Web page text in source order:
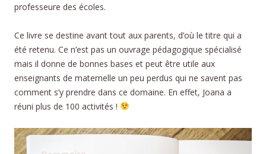
professeure des écoles.
Ce livre se destine avant tout aux parents, d’où le titre qui a
été retenu. Ce n’est pas un ouvrage pédagogique spécialisé
mais il donne de bonnes bases et peut être utile aux
enseignants de maternelle un peu perdus qui ne savent pas
comment s’y prendre dans ce domaine. En effet, Joana a
réuni plus de 100 activités !